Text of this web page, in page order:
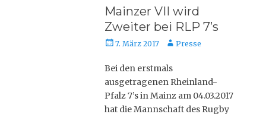
Mainzer VII wird
Zweiter bei RLP 7’s
Posted
7. März 2017 AutorPresse
Bei den erstmals
ausgetragenen Rheinland-
Pfalz 7’s in Mainz am 04.03.2017
hat die Mannschaft des Rugby